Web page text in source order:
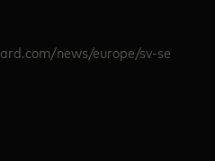
news/europe/sv-se